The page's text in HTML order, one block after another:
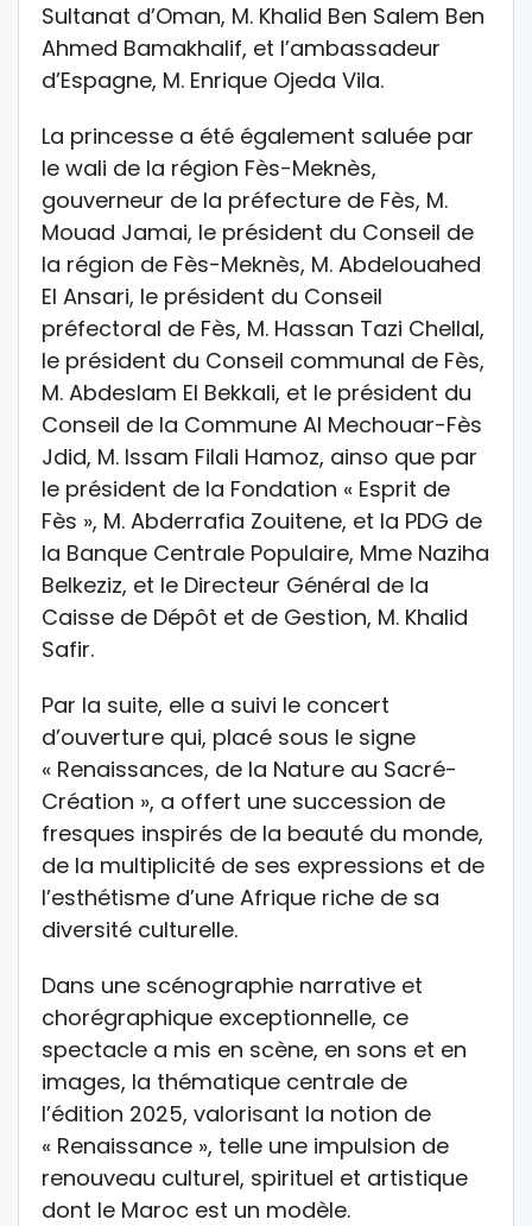
Sultanat d’Oman, M. Khalid Ben Salem Ben
Ahmed Bamakhalif, et l’ambassadeur
d’Espagne, M. Enrique Ojeda Vila.
La princesse a été également saluée par
le wali de la région Fès-Meknès,
gouverneur de la préfecture de Fès, M.
Mouad Jamai, le président du Conseil de
la région de Fès-Meknès, M. Abdelouahed
El Ansari, le président du Conseil
préfectoral de Fès, M. Hassan Tazi Chellal,
le président du Conseil communal de Fès,
M. Abdeslam El Bekkali, et le président du
Conseil de la Commune Al Mechouar-Fès
Jdid, M. Issam Filali Hamoz, ainso que par
le président de la Fondation « Esprit de
Fès », M. Abderrafia Zouitene, et la PDG de
la Banque Centrale Populaire, Mme Naziha
Belkeziz, et le Directeur Général de la
Caisse de Dépôt et de Gestion, M. Khalid
Safir.
Par la suite, elle a suivi le concert
d’ouverture qui, placé sous le signe
« Renaissances, de la Nature au Sacré-
Création », a offert une succession de
fresques inspirés de la beauté du monde,
de la multiplicité de ses expressions et de
l’esthétisme d’une Afrique riche de sa
diversité culturelle.
Dans une scénographie narrative et
chorégraphique exceptionnelle, ce
spectacle a mis en scène, en sons et en
images, la thématique centrale de
l’édition 2025, valorisant la notion de
« Renaissance », telle une impulsion de
renouveau culturel, spirituel et artistique
dont le Maroc est un modèle.